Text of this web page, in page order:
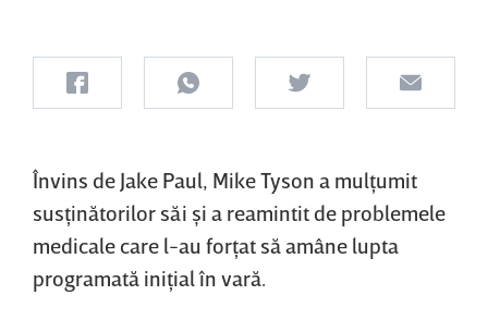
Învins de Jake Paul, Mike Tyson a mulţumit
susţinătorilor săi şi a reamintit de problemele
medicale care l-au forţat să amâne lupta
programată iniţial în vară.